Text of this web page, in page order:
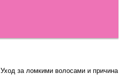
Уход за ломкими волосами и причина